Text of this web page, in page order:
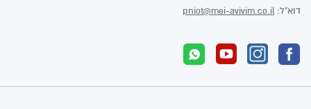
דוא"ל: pniot@mei-avivim.co.il